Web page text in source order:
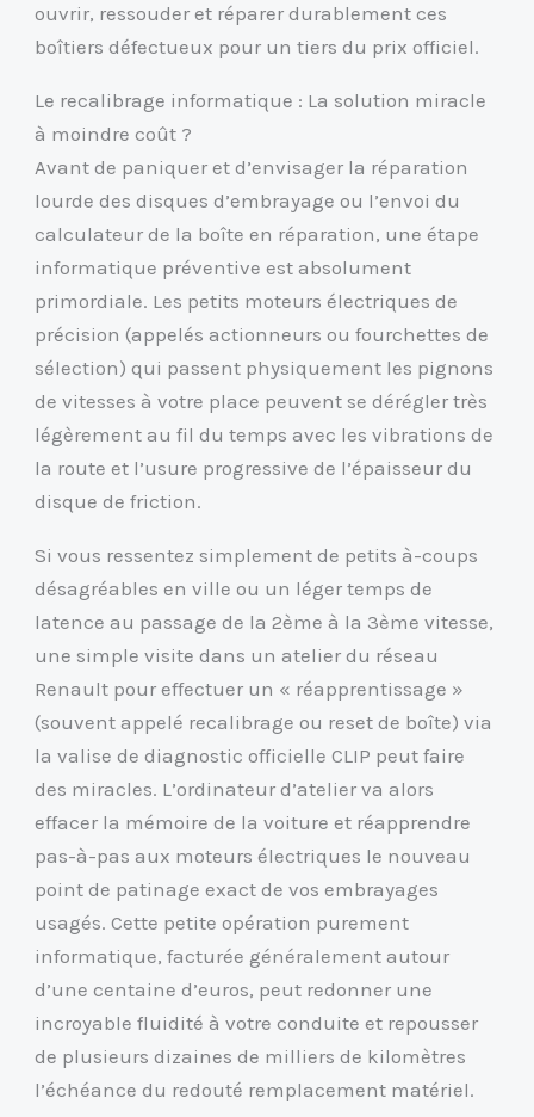
ouvrir, ressouder et réparer durablement ces
boîtiers défectueux pour un tiers du prix officiel.
Le recalibrage informatique : La solution miracle
à moindre coût ?
Avant de paniquer et d’envisager la réparation
lourde des disques d’embrayage ou l’envoi du
calculateur de la boîte en réparation, une étape
informatique préventive est absolument
primordiale. Les petits moteurs électriques de
précision (appelés actionneurs ou fourchettes de
sélection) qui passent physiquement les pignons
de vitesses à votre place peuvent se dérégler très
légèrement au fil du temps avec les vibrations de
la route et l’usure progressive de l’épaisseur du
disque de friction.
Si vous ressentez simplement de petits à-coups
désagréables en ville ou un léger temps de
latence au passage de la 2ème à la 3ème vitesse,
une simple visite dans un atelier du réseau
Renault pour effectuer un « réapprentissage »
(souvent appelé recalibrage ou reset de boîte) via
la valise de diagnostic officielle CLIP peut faire
des miracles. L’ordinateur d’atelier va alors
effacer la mémoire de la voiture et réapprendre
pas-à-pas aux moteurs électriques le nouveau
point de patinage exact de vos embrayages
usagés. Cette petite opération purement
informatique, facturée généralement autour
d’une centaine d’euros, peut redonner une
incroyable fluidité à votre conduite et repousser
de plusieurs dizaines de milliers de kilomètres
l’échéance du redouté remplacement matériel.